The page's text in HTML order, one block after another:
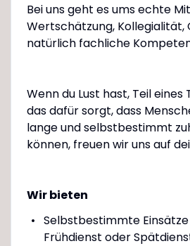
Bei uns geht es ums echte
Wertschätzung, Kollegialität,
natürlich fachliche
Wenn du Lust hast, Teil eines
das dafür sorgt, dass
lange und selbstbestimmt
können, freuen wir uns auf
Wir bieten
Selbstbestimmte
Frühdienst oder